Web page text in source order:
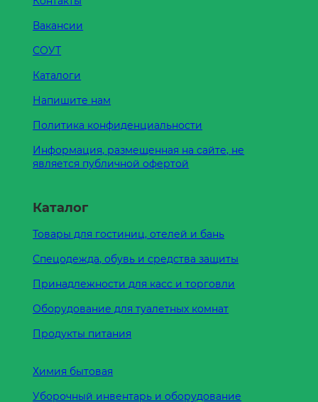
Вакансии
СОУТ
Каталоги
Напишите нам
Политика конфиденциальности
Информация, размещенная на сайте, не
является публичной офертой
Каталог
Товары для гостиниц, отелей и бань
Спецодежда, обувь и средства защиты
Принадлежности для касс и торговли
Оборудование для туалетных комнат
Продукты питания
Химия бытовая
Уборочный инвентарь и оборудование